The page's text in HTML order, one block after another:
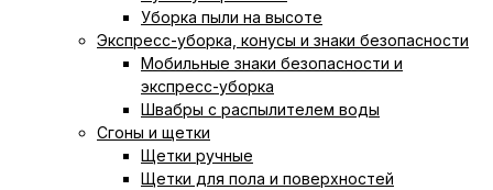
Уборка пыли на высоте
Экспресс-уборка, конусы и знаки безопасности
Мобильные знаки безопасности и
экспресс-уборка
Швабры с распылителем воды
Сгоны и щетки
Щетки ручные
Щетки для пола и поверхностей